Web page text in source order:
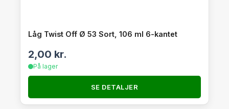
Låg Twist Off Ø 53 Sort, 106 ml 6-kantet
2,00 kr.
På lager
SE DETALJER